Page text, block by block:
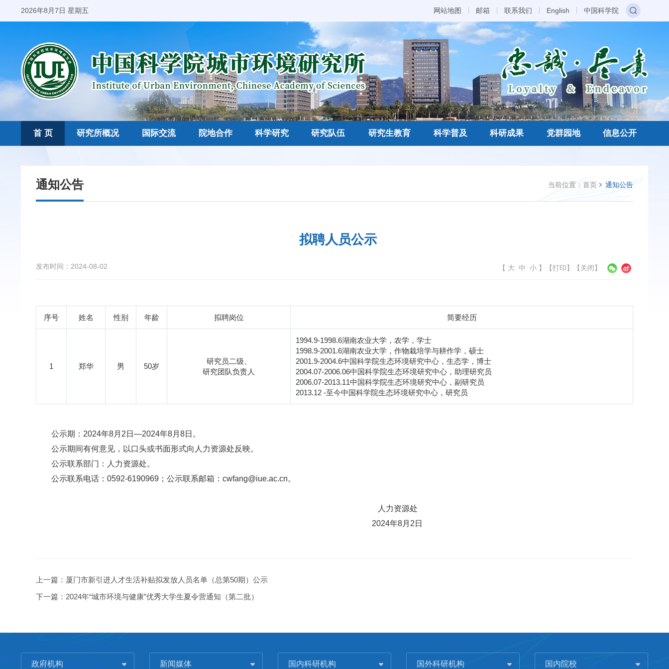
2026年8月7日 星期五 网站地图 邮箱 联系我们 English 中国科学院
首 页 研究所概况 国际交流 院地合作 科学研究 研究队伍 研究生教育 科学普及 科研成果 党群园地 信息公开
当前位置： 首页 通知公告
通知公告
拟聘人员公示
发布时间：2024-08-02 【 大 中 小 】 【打印】【关闭】
序号 姓名 性别 年龄 拟聘岗位 简要经历
1 郑华 男 50岁
研究员二级、
研究团队负责人
1994.9-1998.6湖南农业大学，农学，学士
1998.9-2001.6湖南农业大学，作物栽培学与耕作学，硕士
2001.9-2004.6中国科学院生态环境研究中心，生态学，博士
2004.07-2006.06中国科学院生态环境研究中心，助理研究员
2006.07-2013.11中国科学院生态环境研究中心，副研究员
2013.12 -至今中国科学院生态环境研究中心，研究员
公示期：2024年8月2日—2024年8月8日。
公示期间有何意见，以口头或书面形式向人力资源处反映。
公示联系部门：人力资源处。
公示联系电话：0592-6190969；公示联系邮箱：cwfang@iue.ac.cn。
人力资源处
2024年8月2日
上一篇： 厦门市新引进人才生活补贴拟发放人员名单（总第50期）公示
下一篇： 2024年“城市环境与健康”优秀大学生夏令营通知（第二批）
政府机构 新闻媒体 国内科研机构 国外科研机构 国内院校